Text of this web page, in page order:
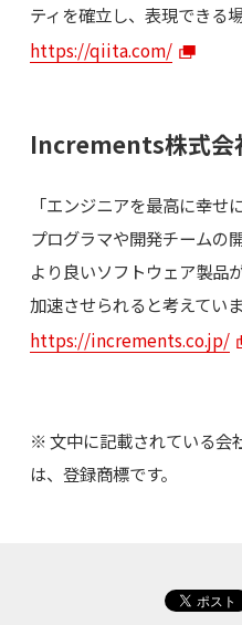
ティを確立し、表現できる
https://qiita.com/
Increments株式会
「エンジニアを最高に幸せ
プログラマや開発チームの
より良いソフトウェア製品
加速させられると考えていま
https://increments.co.jp/
※ 文中に記載されている会
は、登録商標です。